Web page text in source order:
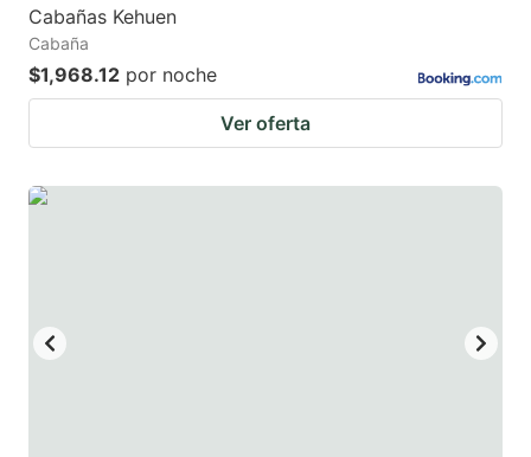
Cabañas Kehuen
Cabaña
$1,968.12 por noche
Ver oferta